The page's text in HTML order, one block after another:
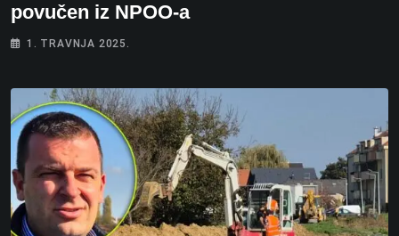
povučen iz NPOO-a
1. TRAVNJA 2025.